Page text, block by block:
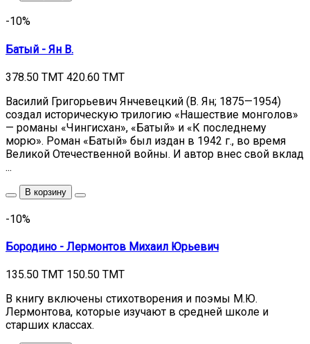
-10%
Батый - Ян В.
378.50 TMT 420.60 TMT
Василий Григорьевич Янчевецкий (В. Ян; 1875—1954)
создал историческую трилогию «Нашествие монголов»
— романы «Чингисхан», «Батый» и «К последнему
морю». Роман «Батый» был издан в 1942 г., во время
Великой Отечественной войны. И автор внес свой вклад
...
В корзину
-10%
Бородино - Лермонтов Михаил Юрьевич
135.50 TMT 150.50 TMT
В книгу включены стихотворения и поэмы М.Ю.
Лермонтова, которые изучают в средней школе и
старших классах.